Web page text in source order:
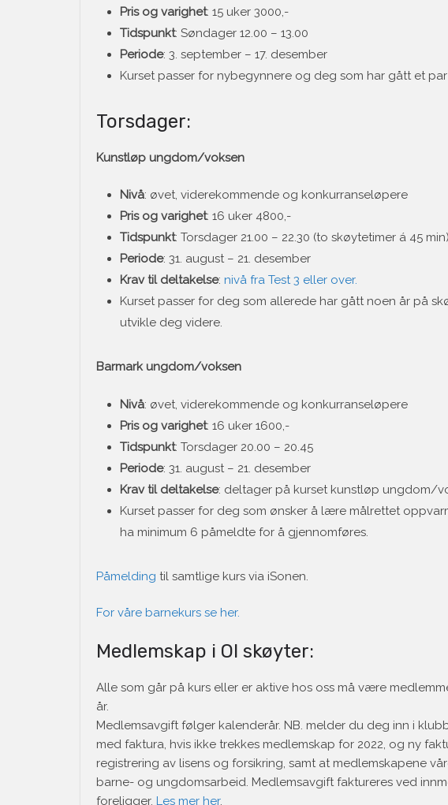
Pris og varighet: 15 uker 3000,-
Tidspunkt: Søndager 12.00 – 13.00
Periode: 3. september – 17. desember
Kurset passer for nybegynnere og deg som har gått et
Torsdager:
Kunstløp ungdom/voksen
Nivå: øvet, viderekommende og konkurranseløpere
Pris og varighet: 16 uker 4800,-
Tidspunkt: Torsdager 21.00 – 22.30 (to skøytetimer á 45 min)
Periode: 31. august – 21. desember
Krav til deltakelse: nivå fra Test 3 eller over.
Kurset passer for deg som allerede har gått noen år på
utvikle deg videre.
Barmark ungdom/voksen
Nivå: øvet, viderekommende og konkurranseløpere
Pris og varighet: 16 uker 1600,-
Tidspunkt: Torsdager 20.00 – 20.45
Periode: 31. august – 21. desember
Krav til deltakelse: deltager på kurset kunstløp ungdom/
Kurset passer for deg som ønsker å lære målrettet
ha minimum 6 påmeldte for å gjennomføres.
Påmelding til samtlige kurs via iSonen.
For våre barnekurs se her.
Medlemskap i OI skøyter:
Alle som går på kurs eller er aktive hos oss må være
år.
Medlemsavgift følger kalenderår. NB. melder du deg inn i
med faktura, hvis ikke trekkes medlemskap for 2022, og ny
registrering av lisens og forsikring, samt at medlemskapene
barne- og ungdomsarbeid. Medlemsavgift faktureres ved
foreligger. Les mer her.